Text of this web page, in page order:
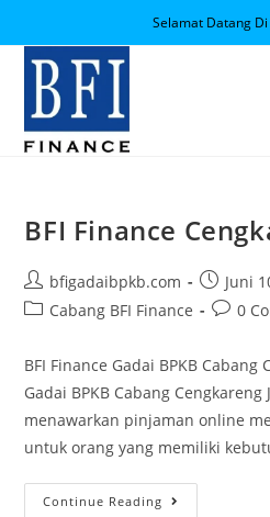
Selamat Datang Di
BFI Finance
bfigadaibpkb.com
Juni
Cabang BFI Finance
0
BFI Finance Gadai BPKB Cabang
Gadai BPKB Cabang
menawarkan pinjaman online
untuk orang yang memiliki
Continue Reading